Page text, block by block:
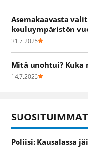
Asemakaavasta
kouluympäristön
31.7.2026
Mitä unohtui? Kuka
14.7.2026
SUOSITUIMMAT
Poliisi: Kausalassa